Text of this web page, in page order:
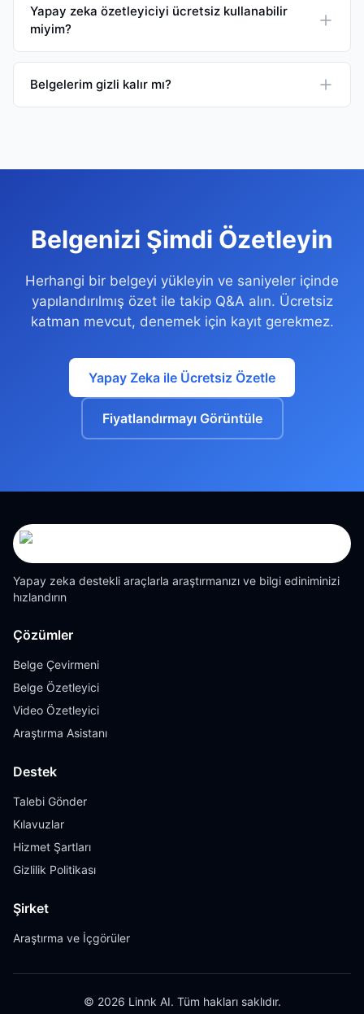
Yapay zeka özetleyiciyi ücretsiz kullanabilir
miyim?
Belgelerim gizli kalır mı?
Belgenizi Şimdi Özetleyin
Herhangi bir belgeyi yükleyin ve saniyeler içinde
yapılandırılmış özet ile takip Q&A alın. Ücretsiz
katman mevcut, denemek için kayıt gerekmez.
Yapay Zeka ile Ücretsiz Özetle
Fiyatlandırmayı Görüntüle
Yapay zeka destekli araçlarla araştırmanızı ve bilgi ediniminizi
hızlandırın
Çözümler
Belge Çevirmeni
Belge Özetleyici
Video Özetleyici
Araştırma Asistanı
Destek
Talebi Gönder
Kılavuzlar
Hizmet Şartları
Gizlilik Politikası
Şirket
Araştırma ve İçgörüler
© 2026 Linnk AI. Tüm hakları saklıdır.